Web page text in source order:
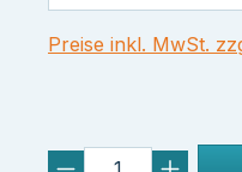
Preise inkl. MwSt.